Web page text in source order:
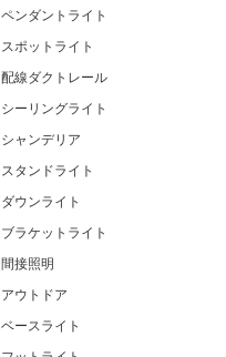
ペンダントライト
スポットライト
配線ダクトレール
シーリングライト
シャンデリア
スタンドライト
ダウンライト
ブラケットライト
間接照明
アウトドア
ベースライト